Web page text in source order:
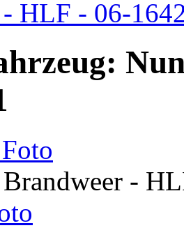
HLF - 06-
-